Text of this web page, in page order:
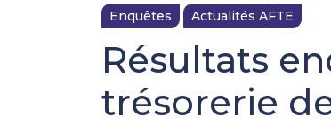
Enquêtes Actualités AFTE
Résultats
trésorerie